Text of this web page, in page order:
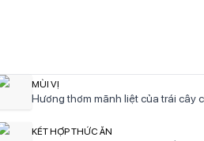
MÙI VỊ
Hương thơm mãnh liệt của trái cây
KẾT HỢP THỨC ĂN